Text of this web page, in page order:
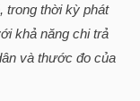
trong thời kỳ phát
khả năng chi trả
và thước đo của